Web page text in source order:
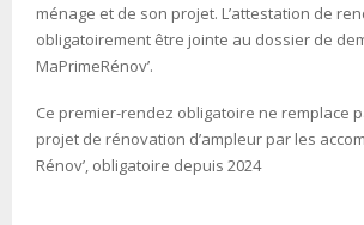
ménage et de son projet. L’attestation de
obligatoirement être jointe au dossier de
MaPrimeRénov’.
Ce premier-rendez obligatoire ne remplace
projet de rénovation d’ampleur par les
Rénov’, obligatoire depuis 2024